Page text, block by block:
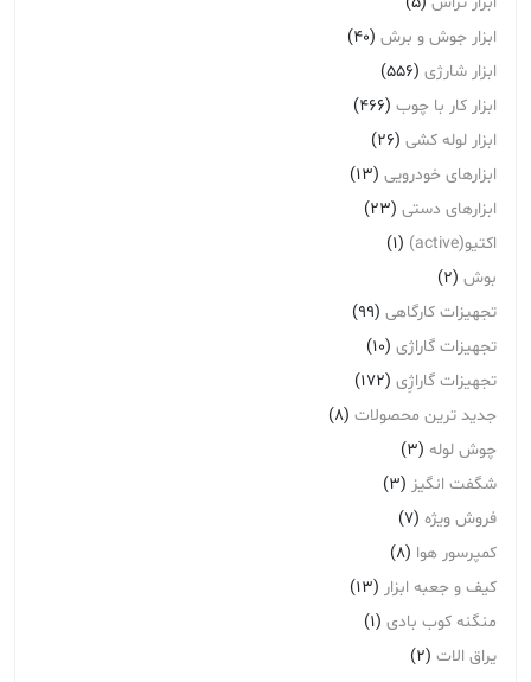
ابزار جوش و برش (40)
ابزار شارژی (556)
ابزار کار با چوب (466)
ابزار لوله کشی (26)
ابزارهای خودرویی (13)
ابزارهای دستی (23)
اکتیو(active)
(1)
بوش (2)
تجهیزات کارگاهی (99)
تجهیزات گاراژی (10)
تجهیزات گاراژِی (172)
جدید ترین محصولات (8)
چوش لوله (3)
شگفت انگیز (3)
فروش ویژه (7)
کمپرسور هوا (8)
کیف و جعبه ابزار (13)
منگنه کوب بادی (1)
یراق الات (2)